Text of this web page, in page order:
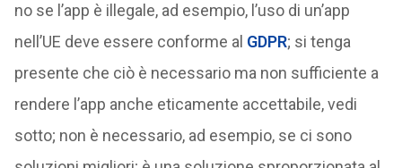
no se l’app è illegale, ad esempio, l’uso di un’app
nell’UE deve essere conforme al GDPR; si tenga
presente che ciò è necessario ma non sufficiente a
rendere l’app anche eticamente accettabile, vedi
sotto; non è necessario, ad esempio, se ci sono